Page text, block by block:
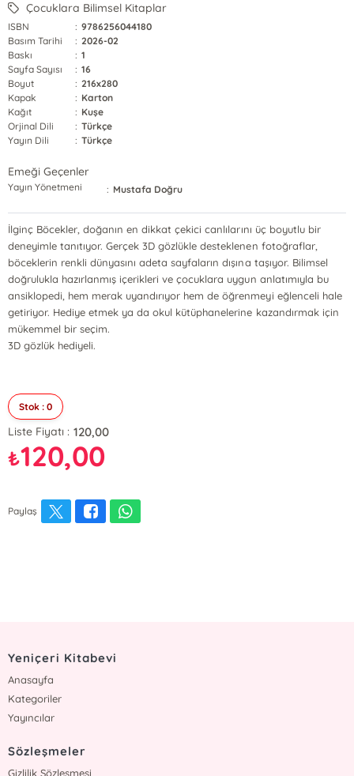
Çocuklara Bilimsel Kitaplar
ISBN : 9786256044180
Basım Tarihi
: 2026-02
Baskı
: 1
Sayfa Sayısı
: 16
Boyut
: 216x280
Kapak
: Karton
Kağıt
: Kuşe
Orjinal Dili
: Türkçe
Yayın Dili
: Türkçe
Emeği Geçenler
Yayın Yönetmeni : Mustafa Doğru
İlginç Böcekler, doğanın en dikkat çekici canlılarını üç boyutlu bir
deneyimle tanıtıyor. Gerçek 3D gözlükle desteklenen fotoğraflar,
böceklerin renkli dünyasını adeta sayfaların dışına taşıyor. Bilimsel
doğrulukla hazırlanmış içerikleri ve çocuklara uygun anlatımıyla bu
ansiklopedi, hem merak uyandırıyor hem de öğrenmeyi eğlenceli hale
getiriyor. Hediye etmek ya da okul kütüphanelerine kazandırmak için
mükemmel bir seçim.
3D gözlük hediyeli.
Stok : 0
Liste Fiyatı : 120,00
₺120,00
Paylaş
Yeniçeri Kitabevi
Anasayfa
Kategoriler
Yayıncılar
Sözleşmeler
Gizlilik Sözleşmesi